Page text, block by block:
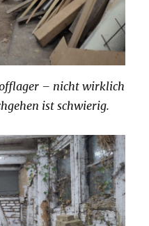
– nicht wirklich
ist schwierig.